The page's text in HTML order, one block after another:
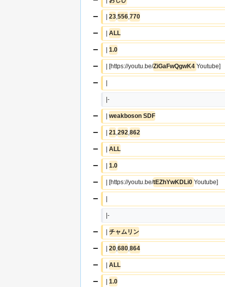
− | 23 ,556 ,770
− | ALL
− | 1.0
− | [https://youtu.be/ZiGaFwQgwK4 Youtube]
− |
|-
− | weakboson SDF
− | 21 ,292 ,862
− | ALL
− | 1.0
− | [https://youtu.be/tEZhYwKDLi0 Youtube]
− |
|-
− | チャムリン
− | 20 ,680 ,864
− | ALL
− | 1.0